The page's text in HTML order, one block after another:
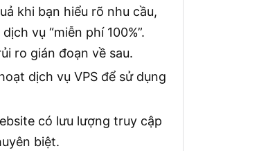
khi bạn hiểu rõ nhu cầu,
vụ “miễn phí 100%”.
ro gián đoạn về sau.
dịch vụ VPS để sử dụng
có lưu lượng truy cập
biệt.